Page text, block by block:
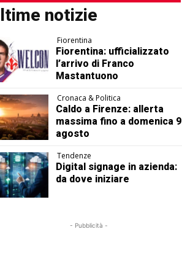
notizie
Fiorentina
Fiorentina: ufficializzato
l’arrivo di Franco
Mastantuono
Cronaca & Politica
Caldo a Firenze: allerta
massima fino a domenica 9
agosto
Tendenze
Digital signage in azienda:
da dove iniziare
- Pubblicità -